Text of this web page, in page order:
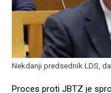
Nekdanji predsednik LDS,
Proces proti JBTZ je